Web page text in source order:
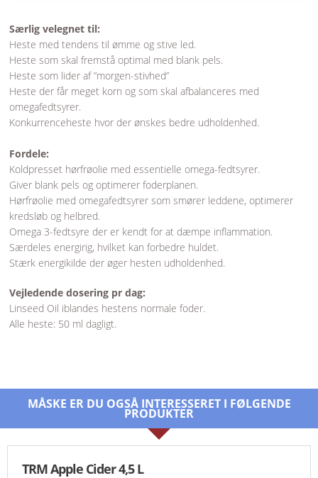
Særlig velegnet til:
Heste med tendens til ømme og stive led.
Heste som skal fremstå optimal med blank pels.
Heste som lider af ”morgen-stivhed”
Heste der får meget korn og som skal afbalanceres med
omegafedtsyrer.
Konkurrenceheste hvor der ønskes bedre udholdenhed.
Fordele:
Koldpresset hørfrøolie med essentielle omega-fedtsyrer.
Giver blank pels og optimerer foderplanen.
Hørfrøolie med omegafedtsyrer som smører leddene, optimerer
kredsløb og helbred.
Omega 3-fedtsyre der er kendt for at dæmpe inflammation.
Særdeles energirig, hvilket kan forbedre huldet.
Stærk energikilde der øger hesten udholdenhed.
Vejledende dosering pr dag:
Linseed Oil iblandes hestens normale foder.
Alle heste: 50 ml dagligt.
MÅSKE ER DU OGSÅ INTERESSERET I FØLGENDE
PRODUKTER
TRM Apple Cider 4,5 L